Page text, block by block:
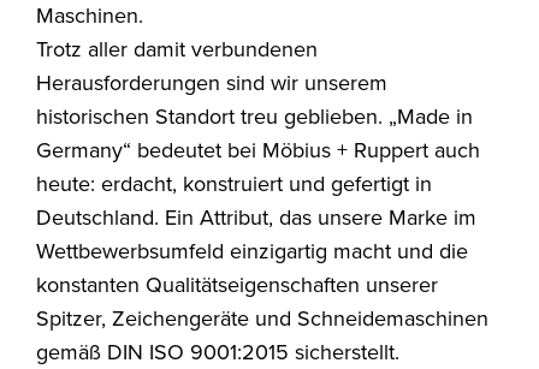
Maschinen.
Trotz aller damit verbundenen
Herausforderungen sind wir unserem
historischen Standort treu geblieben. „Made in
Germany“ bedeutet bei Möbius + Ruppert auch
heute: erdacht, konstruiert und gefertigt in
Deutschland. Ein Attribut, das unsere Marke im
Wettbewerbsumfeld einzigartig macht und die
konstanten Qualitätseigenschaften unserer
Spitzer, Zeichengeräte und Schneidemaschinen
gemäß DIN ISO 9001:2015 sicherstellt.